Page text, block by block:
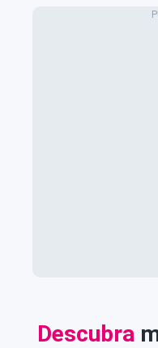
Descubra